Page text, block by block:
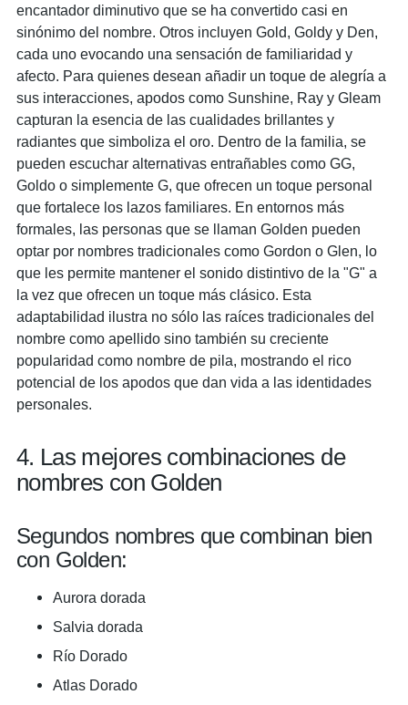
encantador diminutivo que se ha convertido casi en
sinónimo del nombre. Otros incluyen Gold, Goldy y Den,
cada uno evocando una sensación de familiaridad y
afecto. Para quienes desean añadir un toque de alegría a
sus interacciones, apodos como Sunshine, Ray y Gleam
capturan la esencia de las cualidades brillantes y
radiantes que simboliza el oro. Dentro de la familia, se
pueden escuchar alternativas entrañables como GG,
Goldo o simplemente G, que ofrecen un toque personal
que fortalece los lazos familiares. En entornos más
formales, las personas que se llaman Golden pueden
optar por nombres tradicionales como Gordon o Glen, lo
que les permite mantener el sonido distintivo de la "G" a
la vez que ofrecen un toque más clásico. Esta
adaptabilidad ilustra no sólo las raíces tradicionales del
nombre como apellido sino también su creciente
popularidad como nombre de pila, mostrando el rico
potencial de los apodos que dan vida a las identidades
personales.
4. Las mejores combinaciones de
nombres con Golden
Segundos nombres que combinan bien
con Golden:
Aurora dorada
Salvia dorada
Río Dorado
Atlas Dorado